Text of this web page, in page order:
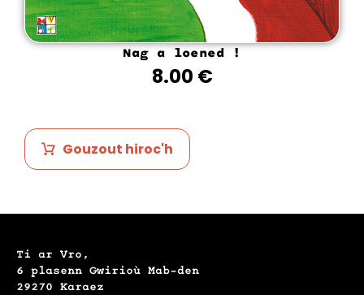
Nag a loened !
8.00 €
Gouzout hiroc'h
Ti ar Vro,
6 plasenn Gwirioù Mab-den
29270 Karaez